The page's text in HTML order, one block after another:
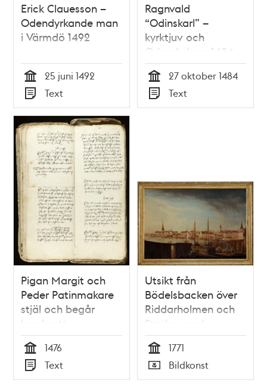
Erick Clauesson –
Odendyrkande man
i Värmdö 1492
Tid
25 juni 1492
Typ
Text
Ragnvald
“Odinskarl” –
kyrktjuv och
Odendyrkare 1484
Tid
27 oktober 1484
Typ
Text
Pigan Margit och
Peder Patinmakare
stjäl och begår
horsbrott
Tid
1476
Typ
Text
Utsikt från
Bödelsbacken över
Riddarholmen och
Staden med
Storkyrkan och
Tyska kyrkan
Tid
1771
Typ
Bildkonst